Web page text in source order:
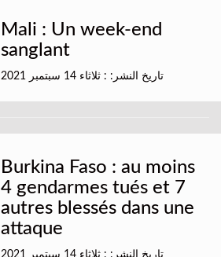
Mali : Un week-end
sanglant
تاريخ النشر: : ثلاثاء 14 سبتمبر 2021
Burkina Faso : au moins
4 gendarmes tués et 7
autres blessés dans une
attaque
تاريخ النشر: : ثلاثاء 14 سبتمبر 2021